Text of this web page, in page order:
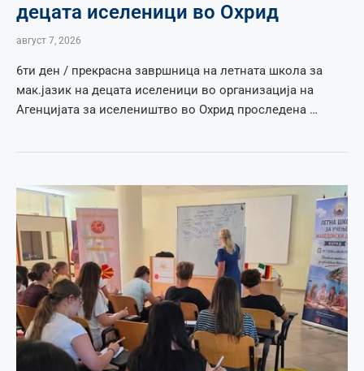
децата иселеници во Охрид
август 7, 2026
6ти ден / прекрасна завршница на летната школа за
мак.јазик на децата иселеници во организација на
Агенцијата за иселеништво во Охрид проследена …